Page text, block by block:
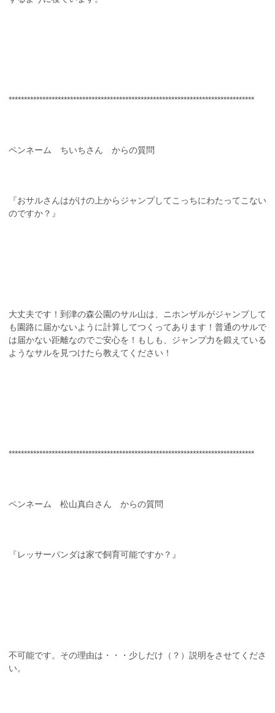
********************************************************************************
ペンネーム ちいちさん からの質問
『おサルさんはがけの上からジャンプしてこっちにわたってこない
のですか？』
大丈夫です！到津の森公園のサル山は、ニホンザルがジャンプして
も園路に届かないように計算してつくってあります！普通のサルで
は届かない距離なのでご安心を！もしも、ジャンプ力を鍛えている
ようなサルを見つけたら教えてください！
********************************************************************************
ペンネーム 松山真白さん からの質問
『レッサーパンダは家で飼育可能ですか？』
不可能です。その理由は・・・少しだけ（？）説明をさせてくださ
い。